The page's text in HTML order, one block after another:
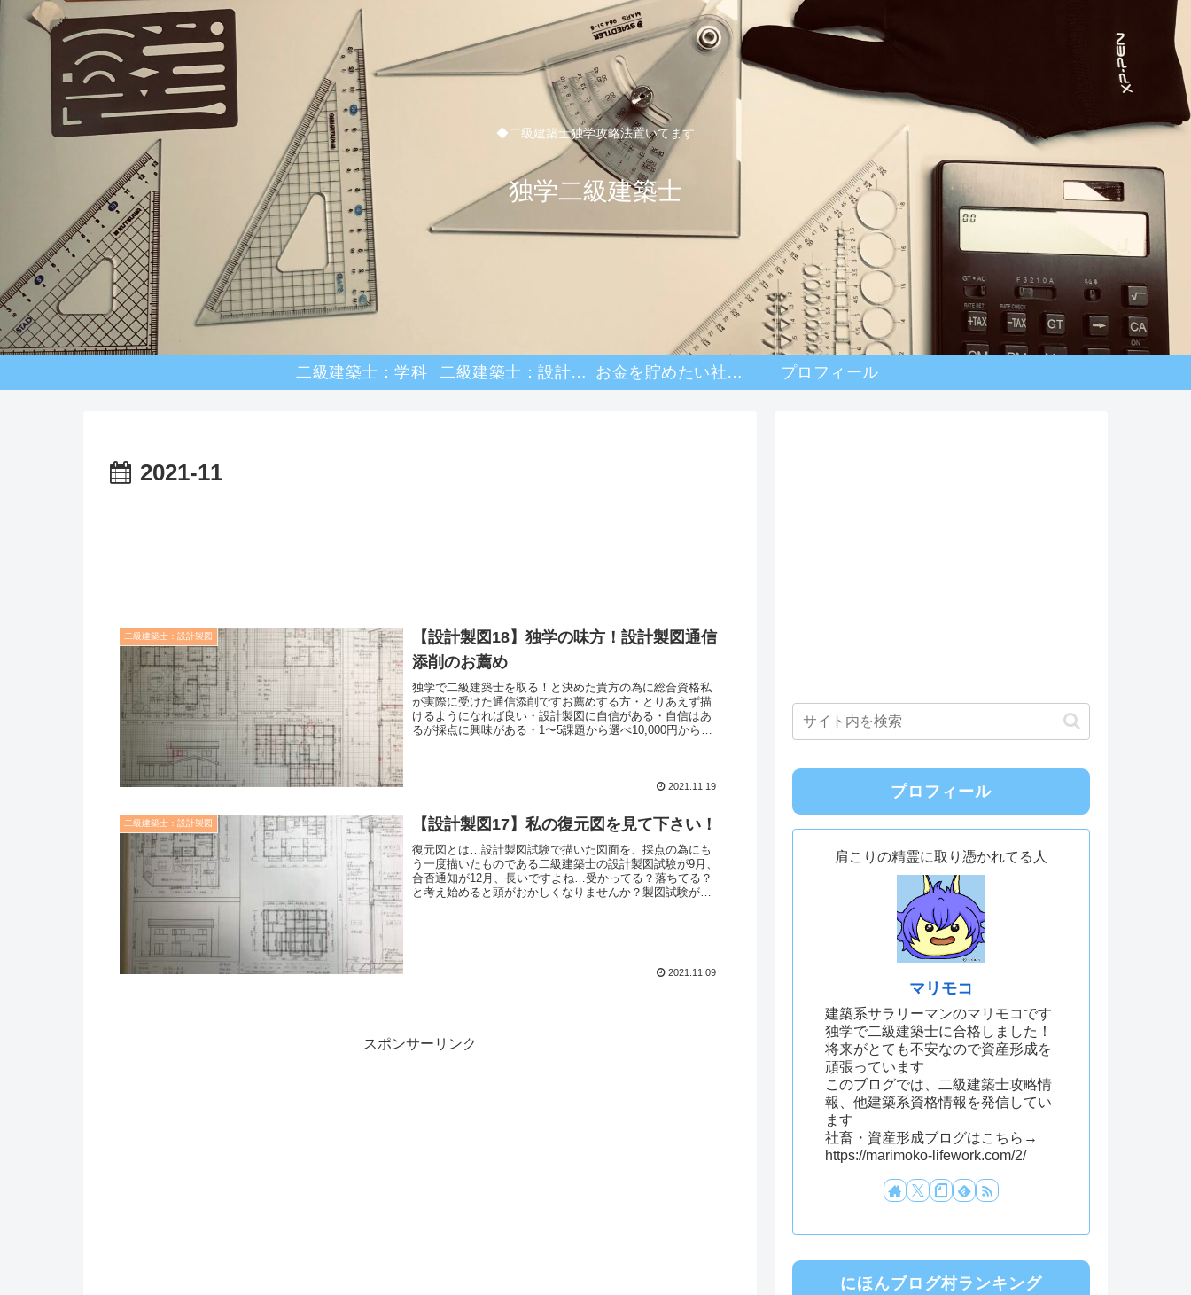
◆二級建築士独学攻略法置いてます
独学二級建築士
二級建築士：学科 二級建築士：設計製図 お金を貯めたい社畜日記 プロフィール
2021-11
二級建築士：設計製図
【設計製図18】独学の味方！設計製図通信
添削のお薦め
独学で二級建築士を取る！と決めた貴方の為に総合資格私
が実際に受けた通信添削ですお薦めする方・とりあえず描
けるようになれば良い・設計製図に自信がある・自信はあ
るが採点に興味がある・1〜5課題から選べ10,000円からと
2021.11.19
二級建築士：設計製図 【設計製図17】私の復元図を見て下さい！
復元図とは…設計製図試験で描いた図面を、採点の為にも
う一度描いたものである二級建築士の設計製図試験が9月、
合否通知が12月、長いですよね…受かってる？落ちてる？
と考え始めると頭がおかしくなりませんか？製図試験が終
2021.11.09
スポンサーリンク
プロフィール
肩こりの精霊に取り憑かれてる人
マリモコ
建築系サラリーマンのマリモコです
独学で二級建築士に合格しました！
将来がとても不安なので資産形成を
頑張っています
このブログでは、二級建築士攻略情
報、他建築系資格情報を発信してい
ます
社畜・資産形成ブログはこちら→
https://marimoko-lifework.com/2/
にほんブログ村ランキング